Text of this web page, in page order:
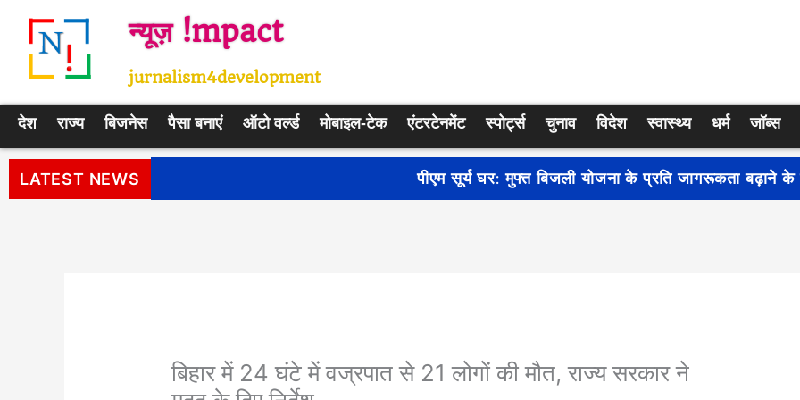
न्यूज़ !mpact
jurnalism4development
देश राज्य बिजनेस पैसा बनाएं ऑटो वर्ल्ड मोबाइल-टेक एंटरटेनमेंट स्पोर्ट्स चुनाव विदेश स्वास्थ्य धर्म जॉब्स
LATEST NEWS पीएम सूर्य घर: मुफ्त बिजली योजना के प्रति जागरूकता बढ़ाने के लिए देशभर में शुरू हुआ नुक्कड़ नाटक
बिहार में 24 घंटे में वज्रपात से 21 लोगों की मौत, राज्य सरकार ने